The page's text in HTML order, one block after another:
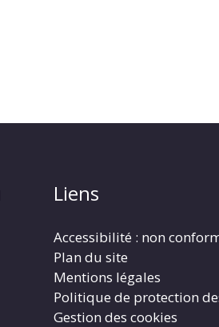
Liens
Accessibilité : non
Plan du site
Mentions légales
Politique de protection
Gestion des cookies